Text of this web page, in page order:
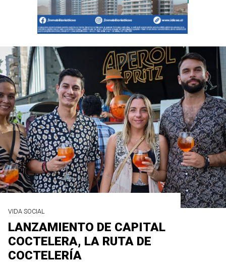
VIDA SOCIAL
LANZAMIENTO DE CAPITAL
COCTELERA, LA RUTA DE
COCTELERÍA